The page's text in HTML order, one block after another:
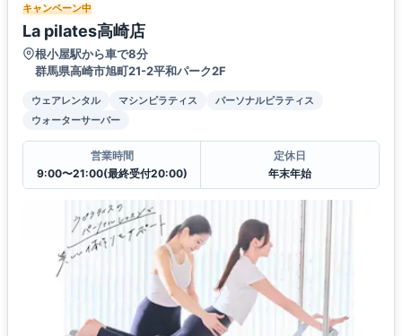
キャンペーン中
La pilates高崎店
根小屋駅から車で8分
群馬県高崎市旭町21-2平和パーク2F
ウェアレンタル マシンピラティス
パーソナルピラティス
ウォーターサーバー
営業時間
9:00〜21:00(最終受付20:00)
定休日
年末年始